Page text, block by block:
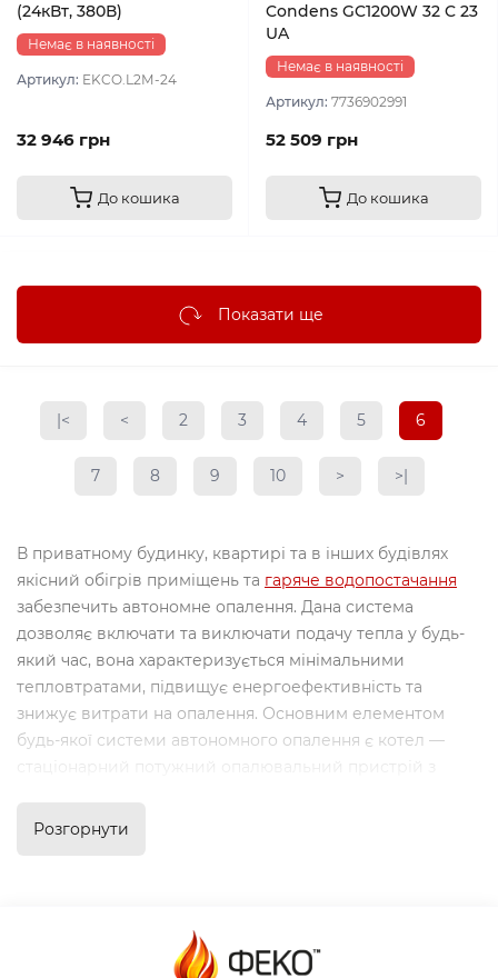
(24кВт, 380В)
Немає в наявності
Артикул: EKCO.L2М-24
32 946 грн
До кошика
Condens GC1200W 32 C 23
UA
Немає в наявності
Артикул: 7736902991
52 509 грн
До кошика
Показати ще
|< < 2 3 4 5 6
7 8 9 10 > >|
В приватному будинку, квартирі та в інших будівлях
якісний обігрів приміщень та гаряче водопостачання
забезпечить автономне опалення. Дана система
дозволяє включати та виключати подачу тепла у будь-
який час, вона характеризується мінімальними
тепловтратами, підвищує енергоефективність та
знижує витрати на опалення. Основним елементом
будь-якої системи автономного опалення є котел —
Принцип роботи опалювальних котлів полягає в
нагріванні рідкого теплоносія, частіше за все це вода
Розгорнути